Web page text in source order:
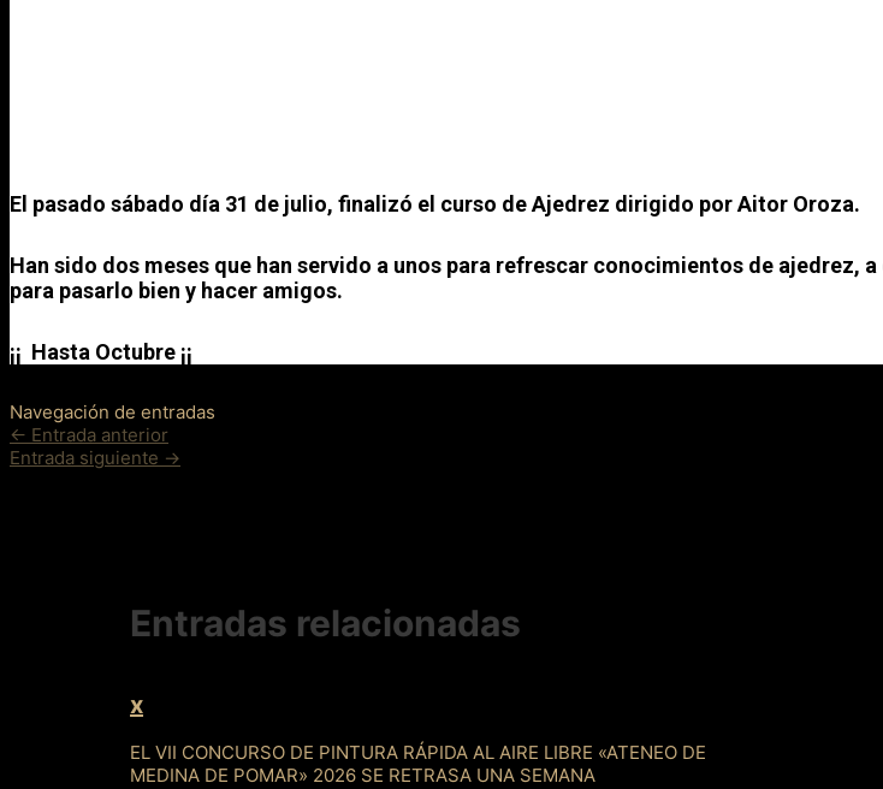
El pasado sábado día 31 de julio, finalizó el curso de Ajedrez dirigido por Aitor Oroza.
Han sido dos meses que han servido a unos para refrescar conocimientos de ajedrez,
para pasarlo bien y hacer amigos.
¡¡ Hasta Octubre ¡¡
Navegación de entradas
← Entrada anterior
Entrada siguiente →
Entradas relacionadas
x
EL VII CONCURSO DE PINTURA RÁPIDA AL AIRE LIBRE «ATENEO DE
MEDINA DE POMAR» 2026 SE RETRASA UNA SEMANA